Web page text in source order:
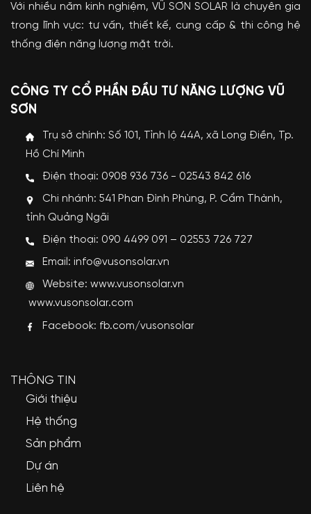
Với nhiều năm kinh nghiệm, VŨ SƠN SOLAR là chuyên gia
trong lĩnh vực: tư vấn, thiết kế, cung cấp & thi công hệ
thống điện năng lượng mặt trời.
CÔNG TY CỔ PHẦN ĐẦU TƯ NĂNG LƯỢNG VŨ
SƠN
Trụ sở chính: Số 101, Tỉnh lộ 44A, xã Long Điền, Tp.
Hồ Chí Minh
Điện thoại: 0908 936 736 - 02543 842 616
Chi nhánh: 541 Phan Đình Phùng, P. Cẩm Thành,
tỉnh Quảng Ngãi
Điện thoại: 090 4499 091 – 02553 726 727
Email: info@vusonsolar.vn
Website:www.vusonsolar.vn
www.vusonsolar.com
Facebook: fb.com/vusonsolar
THÔNG TIN
Giới thiệu
Hệ thống
Sản phẩm
Dự án
Liên hệ